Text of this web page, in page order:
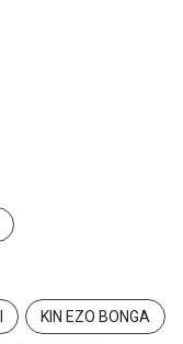
KIN EZO BONGA